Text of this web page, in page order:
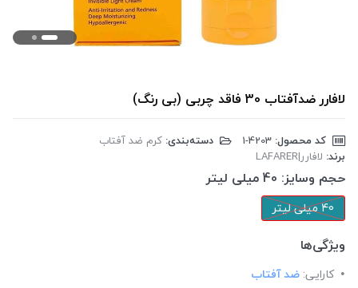
لافارر ضدآفتاب 30 فاقد چربی (بی رنگ)
کد محصول: دسته‌بندی: کرم ضد آفتاب
برند: لافارر|LAFARER
حجم وسایز: 40 میلی لیتر
40 میلی لیتر
ویژگی‌ها
کارایی: ضد آفتاب